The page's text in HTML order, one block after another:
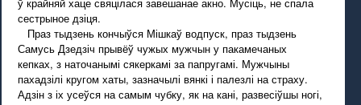
сестрыное дзіця.
Праз тыдзень кончыўся Мішкаў водпуск, праз тыдзень
Самусь Дзедзіч прывёў чужых мужчын у пакамечаных
кепках, з наточанымі сякеркамі за папругамі. Мужчыны
пахадзілі кругом хаты, зазначылі вянкі і палезлі на страху.
Адзін з іх усеўся на самым чубку, як на кані, развесіўшы ногі,